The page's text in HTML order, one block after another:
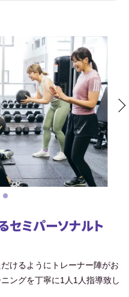
セミパーソナルト
けるようにトレーナー陣がお
ングを丁寧に1人1人指導致し